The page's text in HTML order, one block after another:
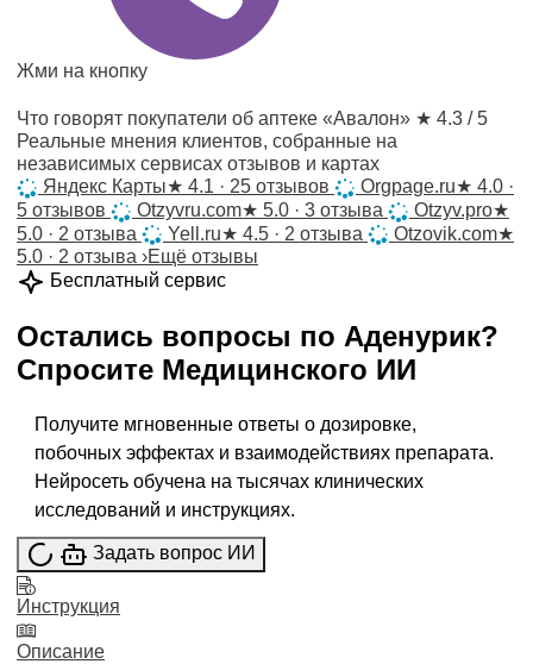
Жми на кнопку
Что говорят покупатели об аптеке «Авалон» ★ 4.3 / 5
Реальные мнения клиентов, собранные на
независимых сервисах отзывов и картах
Яндекс Карты★ 4.1 · 25 отзывов Orgpage.ru★ 4.0 ·
5 отзывов
Otzyvru.com★ 5.0 · 3 отзыва Otzyv.pro★
5.0 · 2 отзыва
Yell.ru★ 4.5 · 2 отзыва Otzovik.com★
5.0 · 2 отзыва ›Ещё отзывы
Бесплатный сервис
Остались вопросы по Аденурик?
Спросите Медицинского ИИ
Получите мгновенные ответы о дозировке,
побочных эффектах и взаимодействиях препарата.
Нейросеть обучена на тысячах клинических
исследований и инструкциях.
Задать вопрос ИИ
Инструкция
Описание